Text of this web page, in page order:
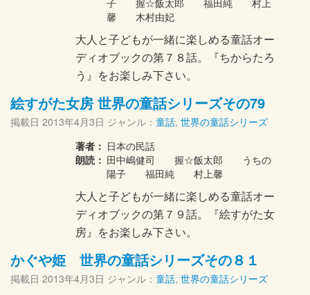
子 握☆飯太郎 福田純 村上
馨 木村由妃
大人と子どもが一緒に楽しめる童話オー
ディオブックの第７８話。『ちからたろ
う』をお楽しみ下さい。
絵すがた女房 世界の童話シリーズその79
掲載日 2013年4月3日 ジャンル： 童話, 世界の童話シリーズ
著者： 日本の民話
朗読： 田中嶋健司 握☆飯太郎 うちの
陽子 福田純 村上馨
大人と子どもが一緒に楽しめる童話オー
ディオブックの第７９話。『絵すがた女
房』をお楽しみ下さい。
かぐや姫 世界の童話シリーズその８１
掲載日 2013年4月3日 ジャンル： 童話, 世界の童話シリーズ